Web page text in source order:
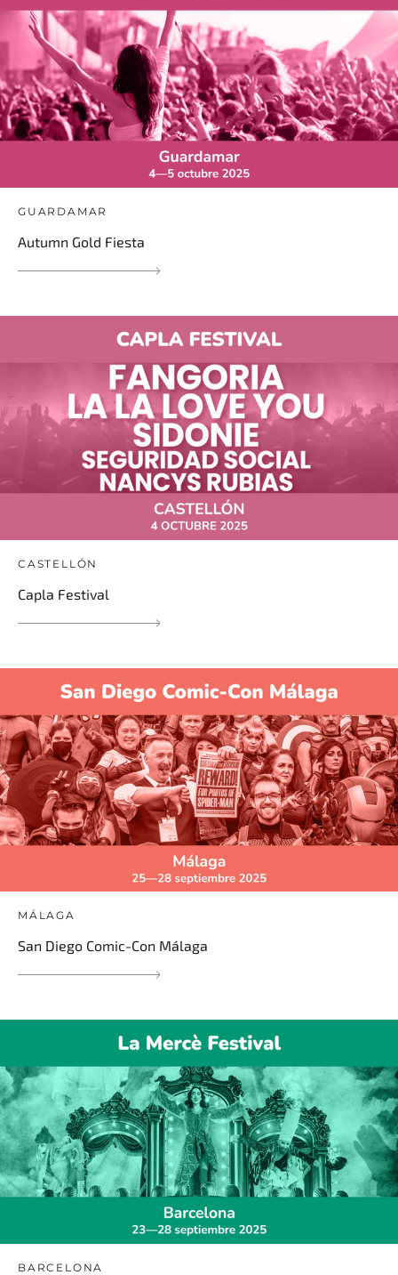
GUARDAMAR
Autumn Gold Fiesta
CASTELLÓN
Capla Festival
MÁLAGA
San Diego Comic-Con Málaga
BARCELONA